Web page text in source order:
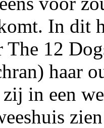
In dit
The 12
haar
zij in een